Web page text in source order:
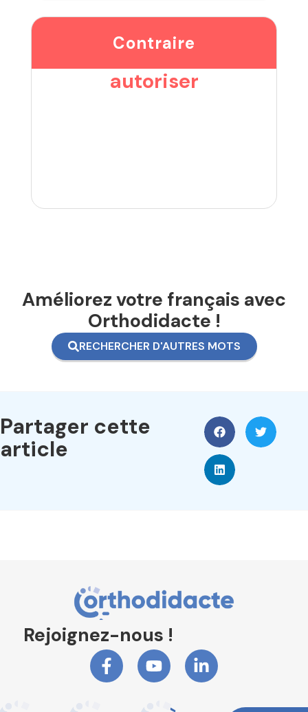
Contraire
autoriser
Améliorez votre français avec
Orthodidacte !
RECHERCHER D'AUTRES MOTS
Partager cette
article
Rejoignez-nous !